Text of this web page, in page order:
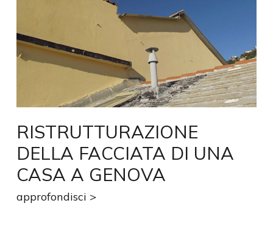
RISTRUTTURAZIONE
DELLA FACCIATA DI UNA
CASA A GENOVA
approfondisci >